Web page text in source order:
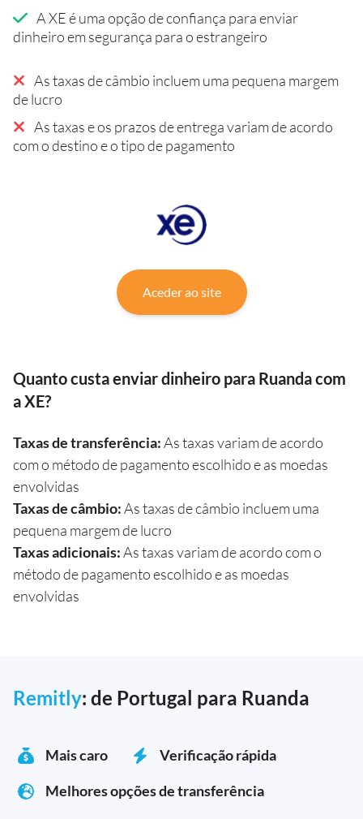
A XE é uma opção de confiança para enviar
dinheiro em segurança para o estrangeiro
As taxas de câmbio incluem uma pequena margem
de lucro
As taxas e os prazos de entrega variam de acordo
com o destino e o tipo de pagamento
Aceder ao site
Quanto custa enviar dinheiro para Ruanda com
a XE?
Taxas de transferência:As taxas variam de acordo
com o método de pagamento escolhido e as moedas
envolvidas
Taxas de câmbio:As taxas de câmbio incluem uma
pequena margem de lucro
Taxas adicionais:As taxas variam de acordo com o
método de pagamento escolhido e as moedas
envolvidas
Remitly: de Portugal para Ruanda
Mais caro
Verificação rápida
Melhores opções de transferência